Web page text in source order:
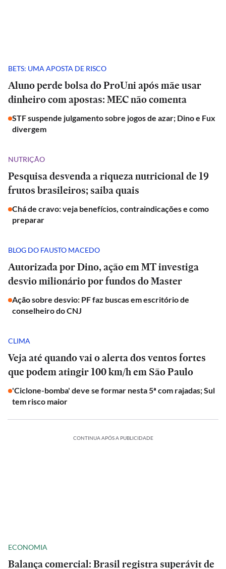
BETS: UMA APOSTA DE RISCO
Aluno perde bolsa do ProUni após mãe usar
dinheiro com apostas: MEC não comenta
STF suspende julgamento sobre jogos de azar; Dino e Fux
divergem
NUTRIÇÃO
Pesquisa desvenda a riqueza nutricional de 19
frutos brasileiros; saiba quais
Chá de cravo: veja benefícios, contraindicações e como
preparar
BLOG DO FAUSTO MACEDO
Autorizada por Dino, ação em MT investiga
desvio milionário por fundos do Master
Ação sobre desvio: PF faz buscas em escritório de
conselheiro do CNJ
CLIMA
Veja até quando vai o alerta dos ventos fortes
que podem atingir 100 km/h em São Paulo
'Ciclone-bomba' deve se formar nesta 5ª com rajadas; Sul
tem risco maior
CONTINUA APÓS A PUBLICIDADE
ECONOMIA
Balança comercial: Brasil registra superávit de